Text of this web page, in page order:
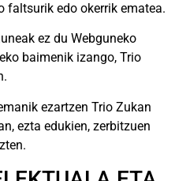
faltsurik edo okerrik ematea.
ez du Webguneko
baimenik izango, Trio
ezartzen Trio Zukan
ezta edukien, zerbitzuen